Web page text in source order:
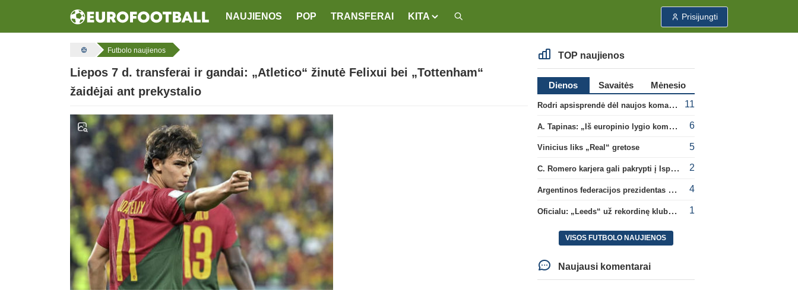
NAUJIENOS POP TRANSFERAI KITA Prisijungti
Futbolo naujienos
Liepos 7 d. transferai ir gandai: „Atletico“ žinutė Felixui bei „Tottenham“
žaidėjai ant prekystalio
TOP naujienos
Dienos Savaitės
Mėnesio
Rodri apsisprendė dėl naujos komandos
11
A. Tapinas: „Iš europinio lygio komandos gavom gerų pamokų“ 6
Vinicius liks „Real“ gretose 5
C. Romero karjera gali pakrypti į Ispaniją 2
Argentinos federacijos prezidentas C. Tapia negailėjo pagyrų G. Infantino 4
Oficialu: „Leeds“ už rekordinę klubui sumą įsigijo Anglijos rinktinės vartininką 1
VISOS FUTBOLO NAUJIENOS
Naujausi komentarai